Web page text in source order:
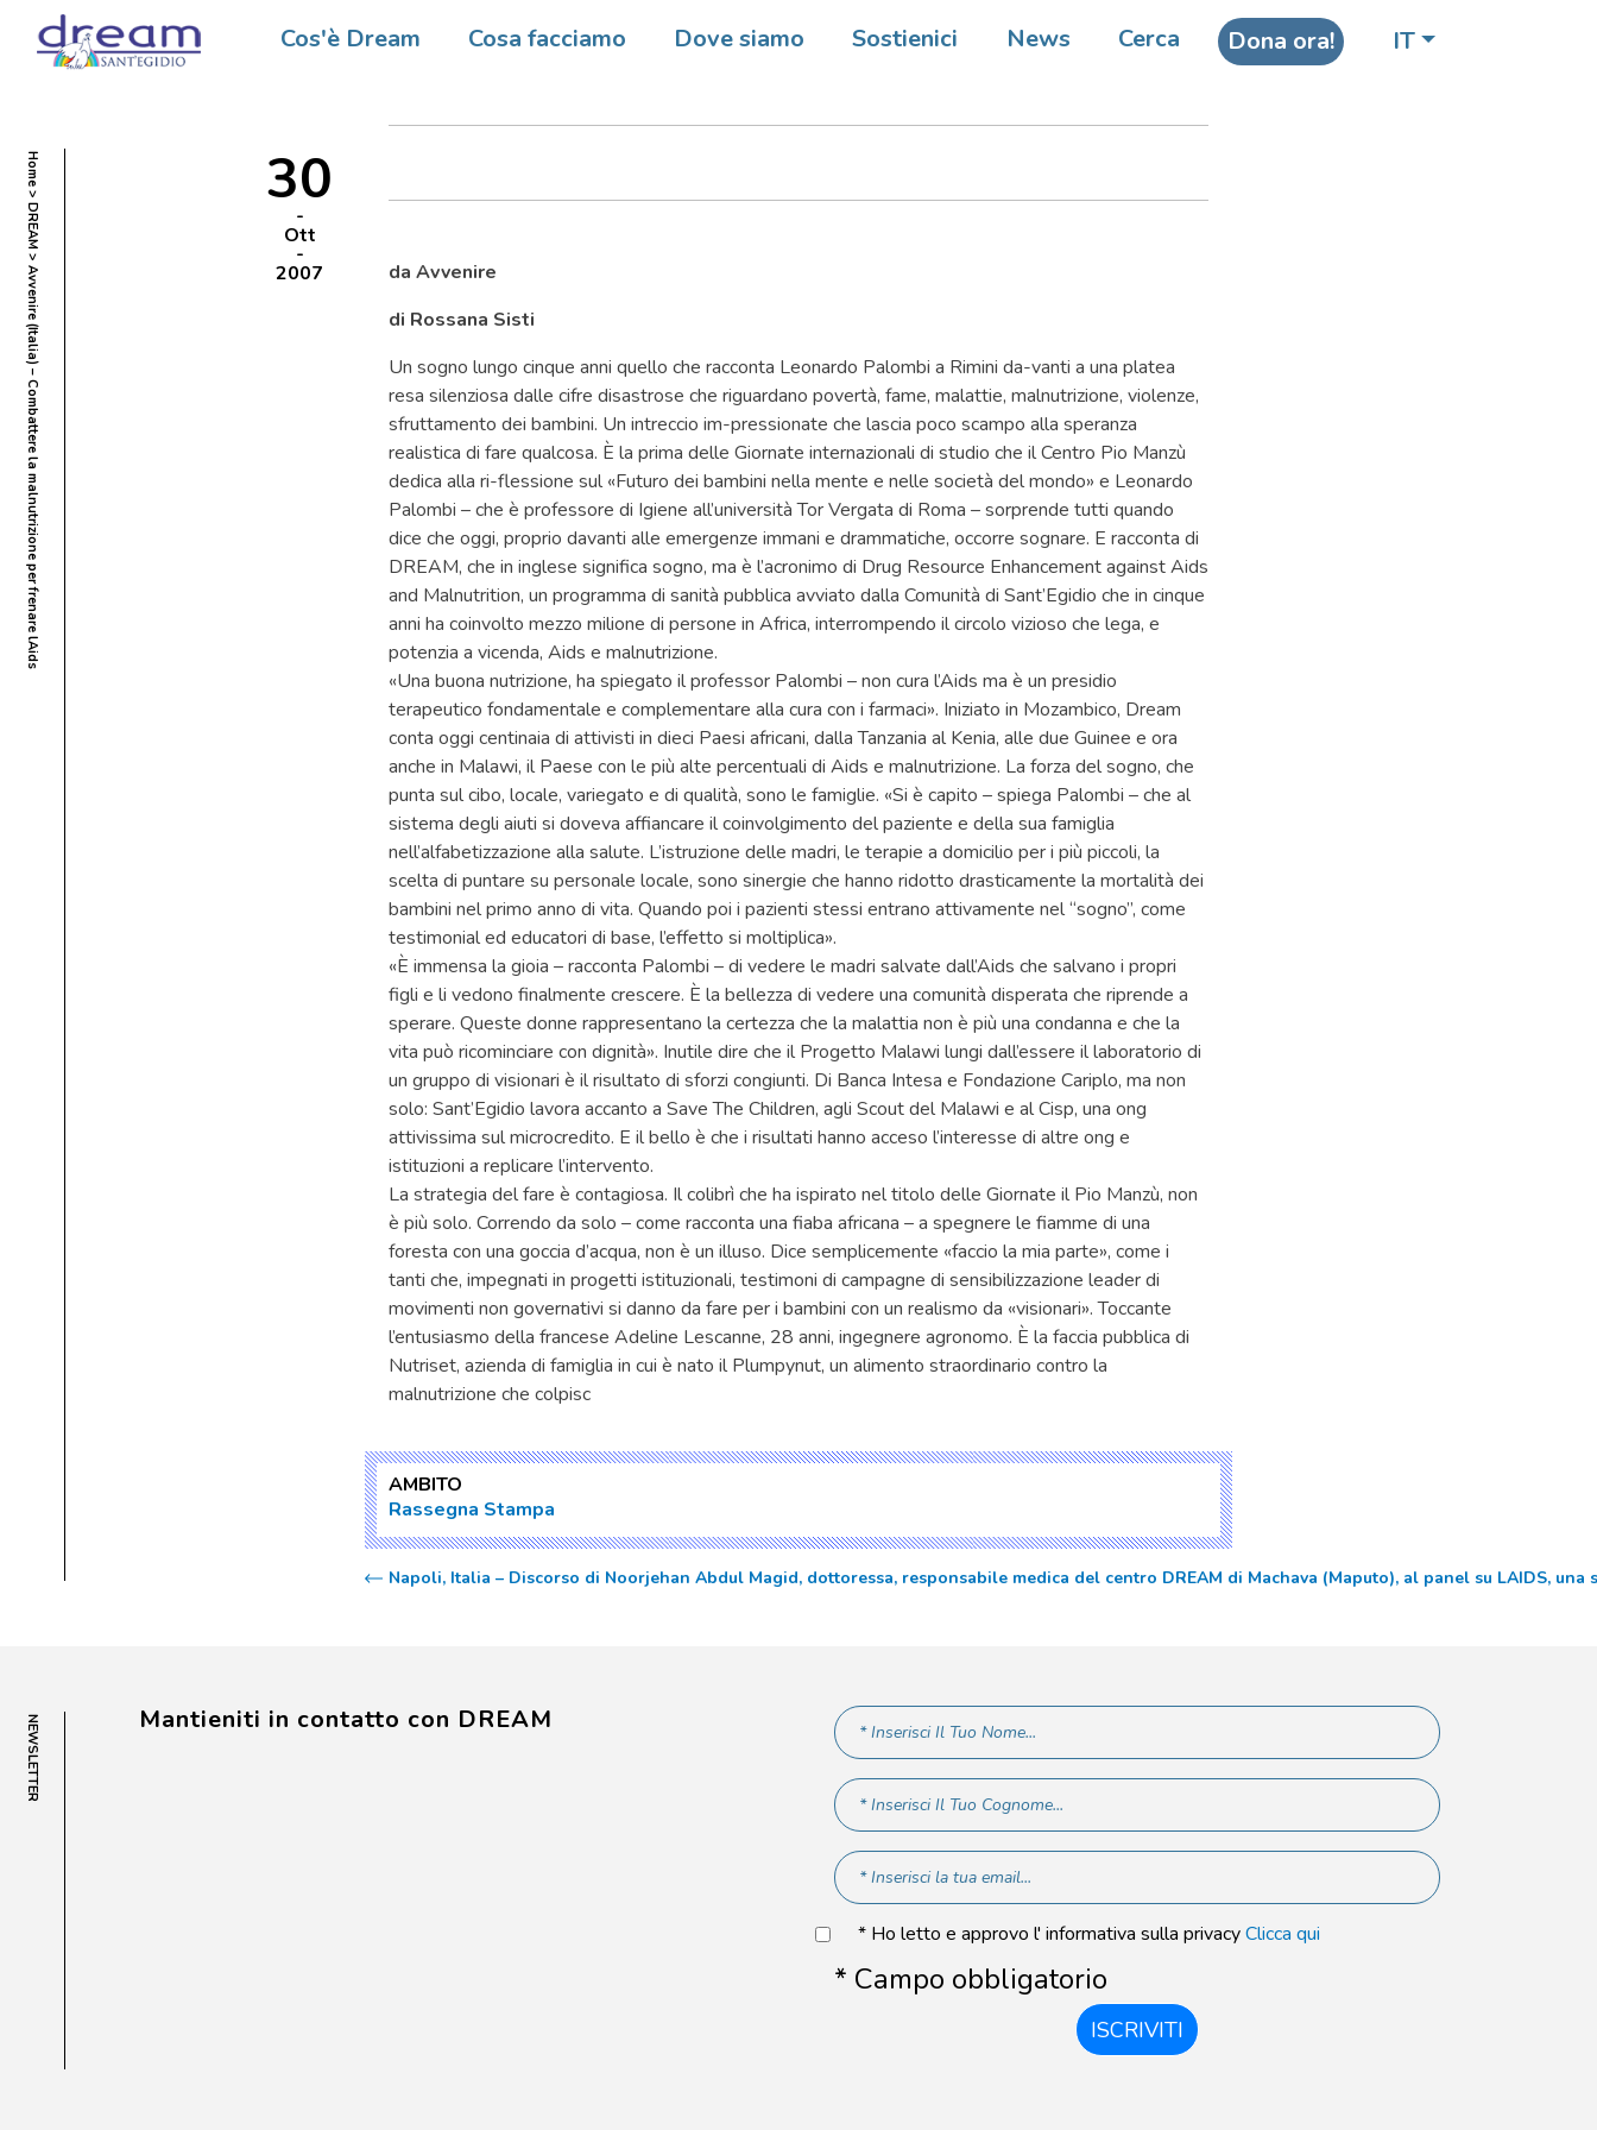
Cos'è Dream Cosa facciamo Dove siamo Sostienici News Cerca Dona ora! IT
Home
DREAM
Avvenire (Italia) – Combattere la malnutrizione per frenare lAids
30
Ott
2007
malnutrizione per frenare lAids
da Avvenire
di Rossana Sisti
Un sogno lungo cinque anni quello che racconta Leonardo Palombi a Rimini da-vanti a una platea
resa silenziosa dalle cifre disastrose che riguardano povertà, fame, malattie, malnutrizione, violenze,
sfruttamento dei bambini. Un intreccio im-pressionate che lascia poco scampo alla speranza
realistica di fare qualcosa. È la prima delle Giornate internazionali di studio che il Centro Pio Manzù
dedica alla ri-flessione sul «Futuro dei bambini nella mente e nelle società del mondo» e Leonardo
Palombi – che è professore di Igiene all’università Tor Vergata di Roma – sorprende tutti quando
dice che oggi, proprio davanti alle emergenze immani e drammatiche, occorre sognare. E racconta di
DREAM, che in inglese significa sogno, ma è l’acronimo di Drug Resource Enhancement against Aids
and Malnutrition, un programma di sanità pubblica avviato dalla Comunità di Sant’Egidio che in cinque
anni ha coinvolto mezzo milione di persone in Africa, interrompendo il circolo vizioso che lega, e
potenzia a vicenda, Aids e malnutrizione.
«Una buona nutrizione, ha spiegato il professor Palombi – non cura l’Aids ma è un presidio
terapeutico fondamentale e complementare alla cura con i farmaci». Iniziato in Mozambico, Dream
conta oggi centinaia di attivisti in dieci Paesi africani, dalla Tanzania al Kenia, alle due Guinee e ora
anche in Malawi, il Paese con le più alte percentuali di Aids e malnutrizione. La forza del sogno, che
punta sul cibo, locale, variegato e di qualità, sono le famiglie. «Si è capito – spiega Palombi – che al
sistema degli aiuti si doveva affiancare il coinvolgimento del paziente e della sua famiglia
nell’alfabetizzazione alla salute. L’istruzione delle madri, le terapie a domicilio per i più piccoli, la
scelta di puntare su personale locale, sono sinergie che hanno ridotto drasticamente la mortalità dei
bambini nel primo anno di vita. Quando poi i pazienti stessi entrano attivamente nel “sogno”, come
testimonial ed educatori di base, l’effetto si moltiplica».
«È immensa la gioia – racconta Palombi – di vedere le madri salvate dall’Aids che salvano i propri
figli e li vedono finalmente crescere. È la bellezza di vedere una comunità disperata che riprende a
sperare. Queste donne rappresentano la certezza che la malattia non è più una condanna e che la
vita può ricominciare con dignità». Inutile dire che il Progetto Malawi lungi dall’essere il laboratorio di
un gruppo di visionari è il risultato di sforzi congiunti. Di Banca Intesa e Fondazione Cariplo, ma non
solo: Sant’Egidio lavora accanto a Save The Children, agli Scout del Malawi e al Cisp, una ong
attivissima sul microcredito. E il bello è che i risultati hanno acceso l’interesse di altre ong e
istituzioni a replicare l’intervento.
La strategia del fare è contagiosa. Il colibrì che ha ispirato nel titolo delle Giornate il Pio Manzù, non
è più solo. Correndo da solo – come racconta una fiaba africana – a spegnere le fiamme di una
foresta con una goccia d’acqua, non è un illuso. Dice semplicemente «faccio la mia parte», come i
tanti che, impegnati in progetti istituzionali, testimoni di campagne di sensibilizzazione leader di
movimenti non governativi si danno da fare per i bambini con un realismo da «visionari». Toccante
l’entusiasmo della francese Adeline Lescanne, 28 anni, ingegnere agronomo. È la faccia pubblica di
Nutriset, azienda di famiglia in cui è nato il Plumpynut, un alimento straordinario contro la
malnutrizione che colpisc
AMBITO
Rassegna Stampa
Napoli, Italia – Discorso di Noorjehan Abdul Magid, dottoressa, responsabile medica del centro DREAM di Machava (Maputo), al panel su LAIDS,
NEWSLETTER Mantieniti in contatto con DREAM
* Ho letto e approvo l' informativa sulla privacyClicca qui
* Campo obbligatorio
ISCRIVITI